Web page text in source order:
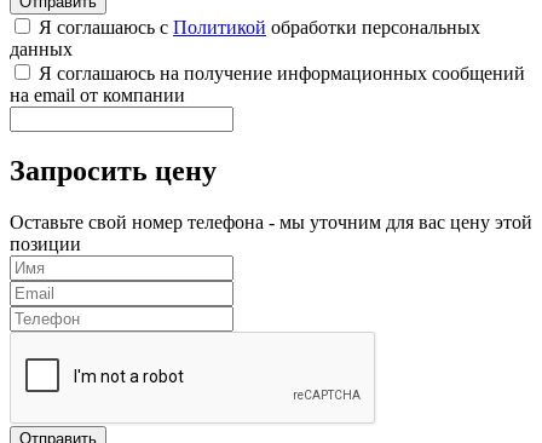
Я соглашаюсь с Политикой обработки персональных
данных
Я соглашаюсь на получение информационных сообщений
на email от компании
Запросить цену
Оставьте свой номер телефона - мы уточним для вас цену этой
позиции